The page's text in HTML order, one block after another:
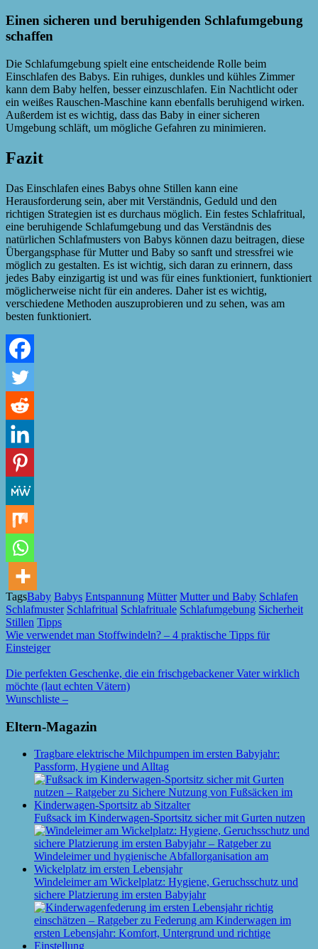
Einen sicheren und beruhigenden Schlafumgebung
schaffen
Die Schlafumgebung spielt eine entscheidende Rolle beim
Einschlafen des Babys. Ein ruhiges, dunkles und kühles Zimmer
kann dem Baby helfen, besser einzuschlafen. Ein Nachtlicht oder
ein weißes Rauschen-Maschine kann ebenfalls beruhigend wirken.
Außerdem ist es wichtig, dass das Baby in einer sicheren
Umgebung schläft, um mögliche Gefahren zu minimieren.
Fazit
Das Einschlafen eines Babys ohne Stillen kann eine
Herausforderung sein, aber mit Verständnis, Geduld und den
richtigen Strategien ist es durchaus möglich. Ein festes Schlafritual,
eine beruhigende Schlafumgebung und das Verständnis des
natürlichen Schlafmusters von Babys können dazu beitragen, diese
Übergangsphase für Mutter und Baby so sanft und stressfrei wie
möglich zu gestalten. Es ist wichtig, sich daran zu erinnern, dass
jedes Baby einzigartig ist und was für eines funktioniert, funktioniert
möglicherweise nicht für ein anderes. Daher ist es wichtig,
verschiedene Methoden auszuprobieren und zu sehen, was am
besten funktioniert.
TagsBaby Babys Entspannung Mütter Mutter und Baby Schlafen
Schlafmuster Schlafritual Schlafrituale Schlafumgebung Sicherheit
Stillen Tipps
Wie verwendet man Stoffwindeln? – 4 praktische Tipps für
Einsteiger
Die perfekten Geschenke, die ein frischgebackener Vater wirklich
möchte (laut echten Vätern)
Wunschliste –
Eltern-Magazin
Tragbare elektrische Milchpumpen im ersten Babyjahr:
Passform, Hygiene und Alltag
Fußsack im Kinderwagen-Sportsitz sicher mit Gurten nutzen
Windeleimer am Wickelplatz: Hygiene, Geruchsschutz und
sichere Platzierung im ersten Babyjahr